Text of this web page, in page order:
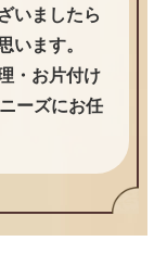
いましたら
います。
・お片付け
ーズにお任